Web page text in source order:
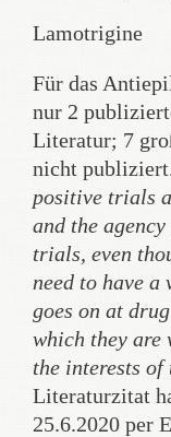
Lamotrigine
Für das
nur 2
Literatur; 7
nicht
positive trials
and the
trials, even
need to have
goes on at
which they are
the interests
Literaturzitat
25.6.2020 per